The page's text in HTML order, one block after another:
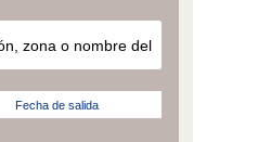
Fecha de salida